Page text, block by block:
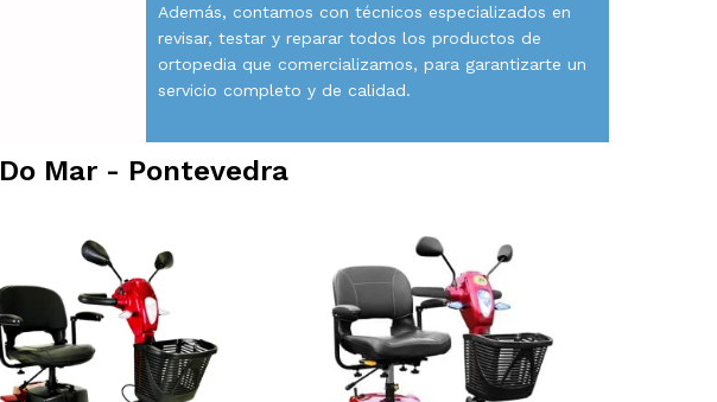
Además, contamos con técnicos especializados en
revisar, testar y reparar todos los productos de
ortopedia que comercializamos, para garantizarte un
servicio completo y de calidad.
Mar - Pontevedra